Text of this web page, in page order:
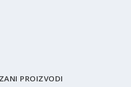
PROIZVODI